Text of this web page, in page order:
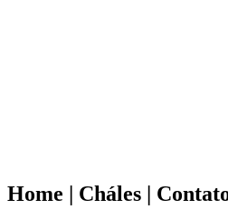
Home | Cháles |